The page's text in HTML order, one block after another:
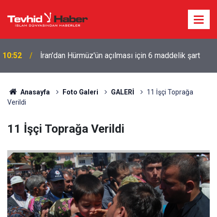
10:52 İran'dan Hürmüz'ün açılması için 6 maddelik şart
Anasayfa Foto Galeri GALERİ
11 İşçi Toprağa
Verildi
11 İşçi Toprağa Verildi